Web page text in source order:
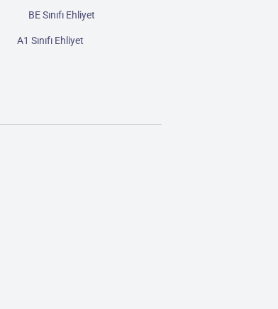
BE Sınıfı Ehliyet
A1 Sınıfı Ehliyet